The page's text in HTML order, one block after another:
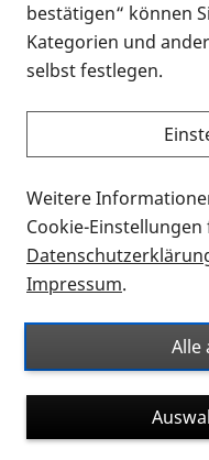
Alle
Formaten an
Sie möchten wissen,
suchen und dieses
können? Schauen
Thema Infomaterial
für blinde und
Auf dieser Seite
Ort. Nutzen Sie den
nach Flyern und
suchen. Die meisten
verschiedenen
postalischen
bestätigen“ können
Kategorien und
selbst festlegen.
Weitere
Cookie-
Impressum.
Alle